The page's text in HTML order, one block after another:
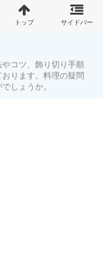
やコツ、飾り切り手順
ります。料理の疑問
しょうか。